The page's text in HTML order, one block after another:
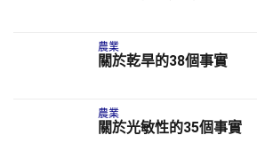
農業
關於乾旱的38個事實
農業
關於光敏性的35個事實